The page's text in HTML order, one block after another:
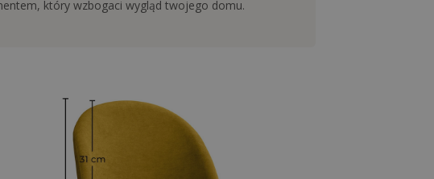
który wzbogaci wygląd twojego domu.